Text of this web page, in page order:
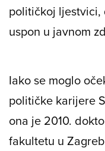
političkoj ljestvici,
uspon u javnom
Iako se moglo
političke karijere
ona je 2010.
fakultetu u